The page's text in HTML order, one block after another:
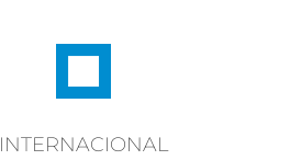
INTERNACIONAL
PARA OPTIMIZAR SUS
PROCESOS AL MÁXIMO